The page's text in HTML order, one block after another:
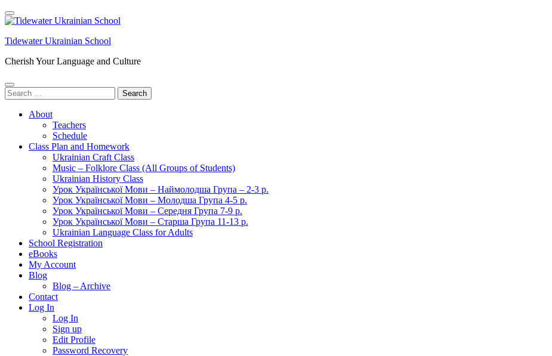
Skip
to
(Press
Tidewater Ukrainian School
Cherish Your Language and Culture
Search
for:
About
Teachers
Schedule
Class Plan and Homework
Ukrainian Craft Class
Music – Folklore Class (All Groups of Students)
Ukrainian History Class
Урок Української Мови – Наймолодша Група – 2-3 р.
Урок Української Мови – Молодша Група 4-5 р.
Урок Української Мови – Середня Група 7-9 р.
Урок Української Мови – Старша Група 11-13 р.
Ukrainian Language Class for Adults
School Registration
eBooks
My Account
Blog
Blog – Archive
Contact
Log In
Log In
Sign up
Edit Profile
Password Recovery